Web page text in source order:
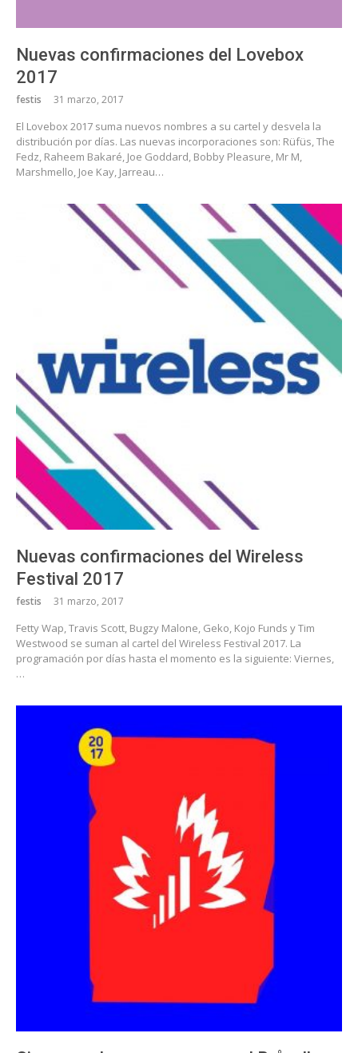
Nuevas confirmaciones del Lovebox
2017
festis 31 marzo, 2017
El Lovebox 2017 suma nuevos nombres a su cartel y desvela la
distribución por días. Las nuevas incorporaciones son: Rüfüs, The
Fedz, Raheem Bakaré, Joe Goddard, Bobby Pleasure, Mr M,
Marshmello, Joe Kay, Jarreau…
Nuevas confirmaciones del Wireless
Festival 2017
festis 31 marzo, 2017
Fetty Wap, Travis Scott, Bugzy Malone, Geko, Kojo Funds y Tim
Westwood se suman al cartel del Wireless Festival 2017. La
programación por días hasta el momento es la siguiente: Viernes,
…